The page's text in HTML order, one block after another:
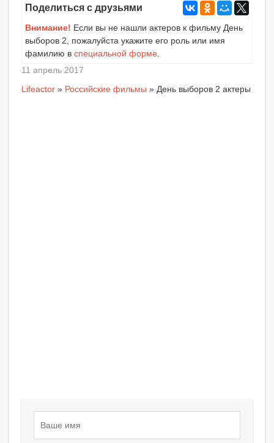
Поделиться с друзьями
Внимание! Если вы не нашли актеров к фильму День
выборов 2, пожалуйста укажите его роль или имя
фамилию в специальной форме
11 апрель 2017
Lifeactor » Российские фильмы » День выборов 2 актеры